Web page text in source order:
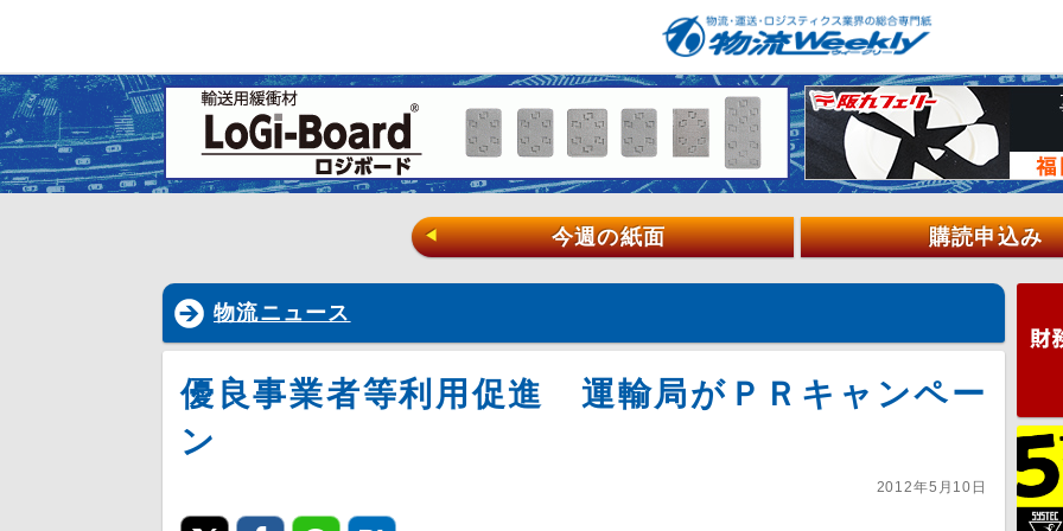
◀ 今週の紙面 購読申込み
物流ニュース
優良事業者等利用促進 運輸局がＰＲキャンペー
ン
2012年5月10日